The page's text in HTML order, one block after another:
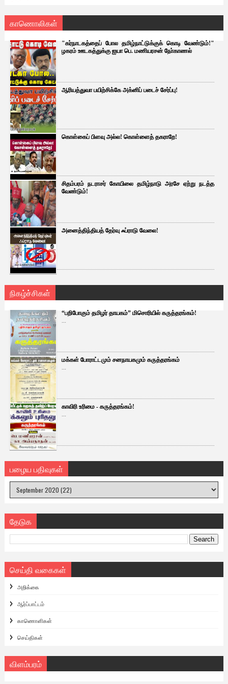
காணொலிகள்
"கர்நாடகத்தைப் போல தமிழ்நாட்டுக்குக் கொடி வேண்டும்!"
ழகரம் ஊடகத்துக்கு ஐயா பெ. மணியரசன் நோ்காணல்
ஆரியத்துவா பயிற்சிக்கே அக்னிப் படைச் சேர்ப்பு!
கொள்கைப் பிளவு அல்ல! கொள்ளைத் தகராறே!
சிதம்பரம் நடராசர் கோயிலை தமிழ்நாடு அரசே ஏற்று நடத்த
வேண்டும்!
அனைத்திந்தியத் தேர்வு ஃப்ராடு வேலை!
நிகழ்ச்சிகள்
“பறிபோகும் தமிழர் தாயகம்” மிசொரியில் கருத்தரங்கம்!
...
மக்கள் போராட்டமும் சனநாயகமும் கருத்தரங்கம்
...
காவிரி உரிமை - கருத்தரங்கம்!
...
பழைய பதிவுகள்
தேடுக
செய்தி வகைகள்
அறிக்கை
ஆர்ப்பாட்டம்
காணொளிகள்
செய்திகள்
விளம்பரம்